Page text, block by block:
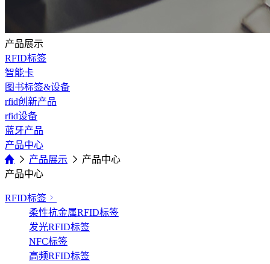
产品展示
RFID标签
智能卡
图书标签&设备
rfid创新产品
rfid设备
蓝牙产品
产品中心
产品展示
产品中心
产品中心
RFID标签
柔性抗金属RFID标签
发光RFID标签
NFC标签
高频RFID标签